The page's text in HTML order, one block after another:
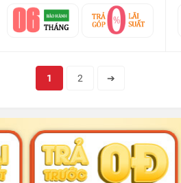
1 2 ➔